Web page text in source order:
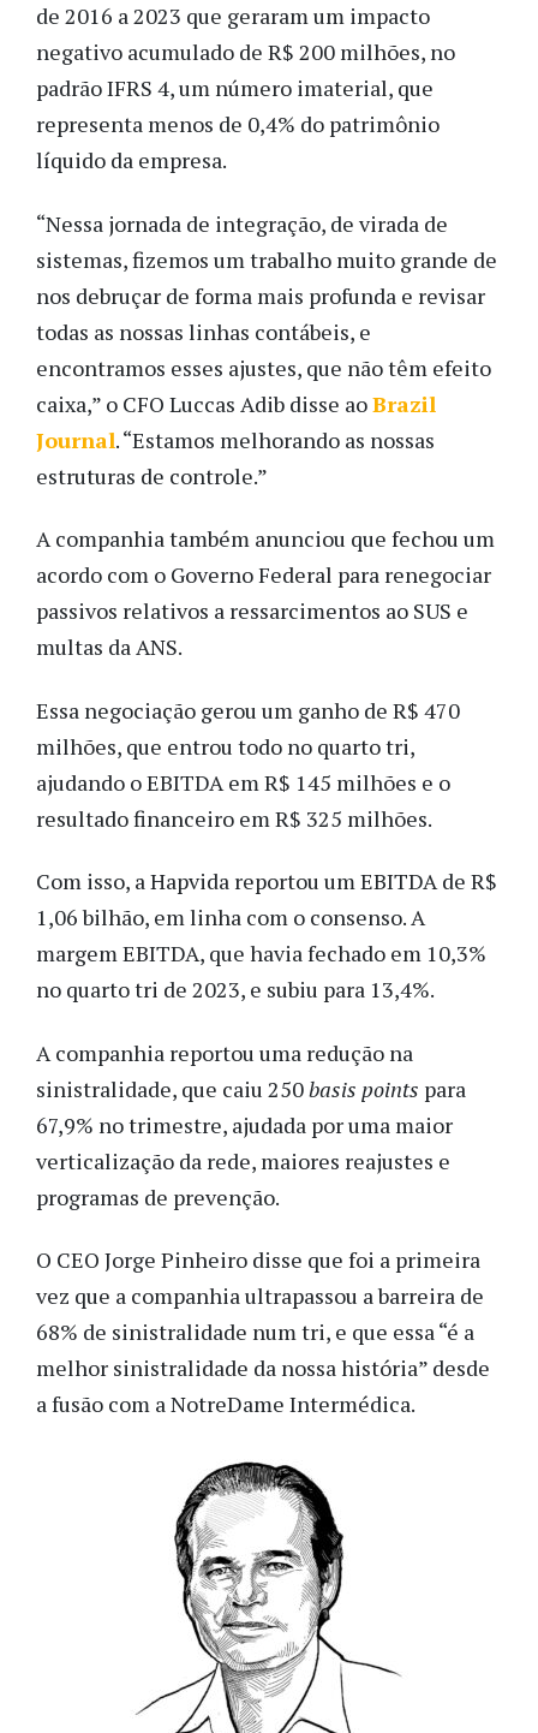
de 2016 a 2023 que geraram um impacto
negativo acumulado de R$ 200 milhões, no
padrão IFRS 4, um número imaterial, que
representa menos de 0,4% do patrimônio
líquido da empresa.
“Nessa jornada de integração, de virada de
sistemas, fizemos um trabalho muito grande de
nos debruçar de forma mais profunda e revisar
todas as nossas linhas contábeis, e
encontramos esses ajustes, que não têm efeito
caixa,” o CFO Luccas Adib disse aoBrazil
Journal. “Estamos melhorando as nossas
estruturas de controle.”
A companhia também anunciou que fechou um
acordo com o Governo Federal para renegociar
passivos relativos a ressarcimentos ao SUS e
multas da ANS.
Essa negociação gerou um ganho de R$ 470
milhões, que entrou todo no quarto tri,
ajudando o EBITDA em R$ 145 milhões e o
resultado financeiro em R$ 325 milhões.
Com isso, a Hapvida reportou um EBITDA de R$
1,06 bilhão, em linha com o consenso. A
margem EBITDA, que havia fechado em 10,3%
no quarto tri de 2023, e subiu para 13,4%.
A companhia reportou uma redução na
sinistralidade, que caiu 250basis points para
67,9% no trimestre, ajudada por uma maior
verticalização da rede, maiores reajustes e
programas de prevenção.
O CEO Jorge Pinheiro disse que foi a primeira
vez que a companhia ultrapassou a barreira de
68% de sinistralidade num tri, e que essa “é a
melhor sinistralidade da nossa história” desde
a fusão com a NotreDame Intermédica.